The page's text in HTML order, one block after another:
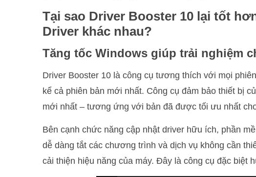
Tại sao Driver Booster 10 lại tốt
Driver khác nhau?
Tăng tốc Windows giúp trải nghiệm
Driver Booster 10 là công cụ tương thích với mọi
kể cả phiên bản mới nhất. Công cụ đảm bảo thiết bị
mới nhất – tương ứng với bản đã được tối ưu nhất
Bên cạnh chức năng cập nhật driver hữu ích, phần
dễ dàng tắt các chương trình và dịch vụ không cần
cải thiện hiệu năng của máy. Đây là công cụ đặc biệt